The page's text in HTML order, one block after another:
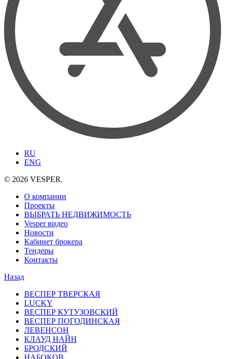
RU
ENG
© 2026 VESPER.
О компании
Проекты
ВЫБРАТЬ НЕДВИЖИМОСТЬ
Vesper видео
Новости
Кабинет брокера
Тендеры
Контакты
Назад
ВЕСПЕР ТВЕРСКАЯ
LUCKY
ВЕСПЕР КУТУЗОВСКИЙ
ВЕСПЕР ПОГОДИНСКАЯ
ЛЕВЕНСОН
КЛАУД НАЙН
БРОДСКИЙ